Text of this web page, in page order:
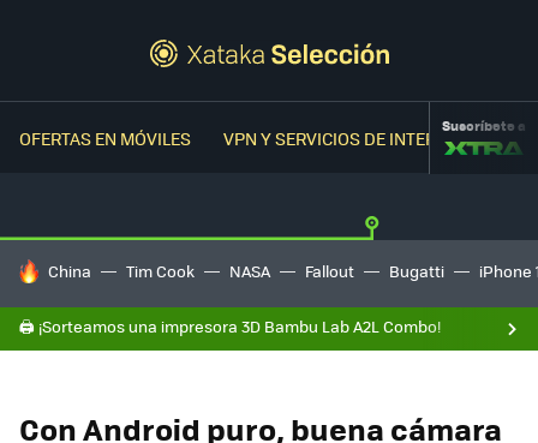
OFERTAS EN MÓVILES VPN Y SERVICIOS DE INTERNETSuscríbete a
HOY SE HABLA DE
China Tim Cook NASA Fallout Bugatti iPhone
🖨️ ¡Sorteamos una impresora 3D Bambu Lab A2L Combo!
Con Android puro, buena cámara